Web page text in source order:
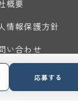
応募する
概要
情報保護方針
い合わせ
Service